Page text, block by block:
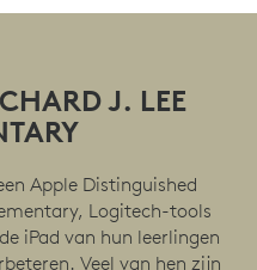
J. LEE
Apple Distinguished
Logitech-tools
iPad van hun leerlingen
Veel van hen zijn